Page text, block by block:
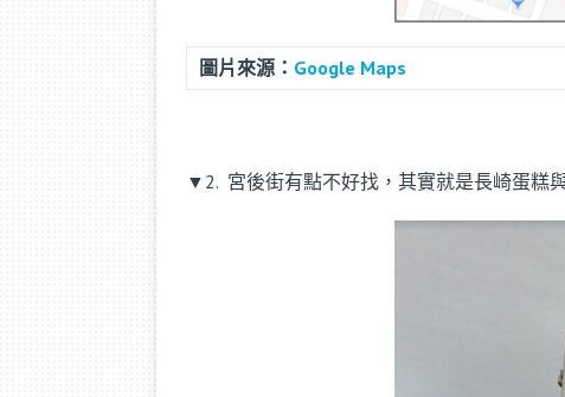
圖片來源： Google Maps
▼2. 宮後街有點不好找，其實就是長崎蛋糕